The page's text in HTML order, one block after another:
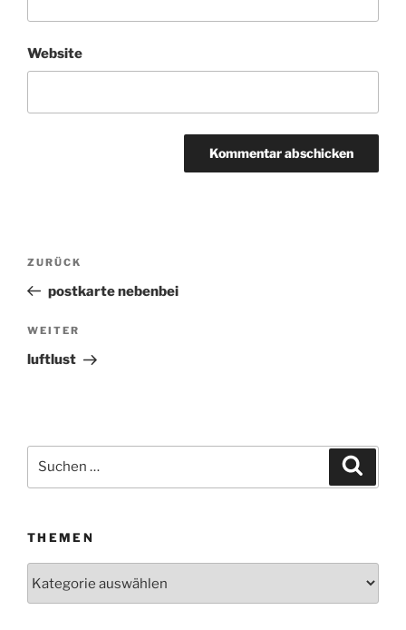
Website
Beitragsnavigation
Vorheriger
Beitrag
ZURÜCK
postkarte nebenbei
Nächster
Beitrag
WEITER
luftlust
Suchen
THEMEN